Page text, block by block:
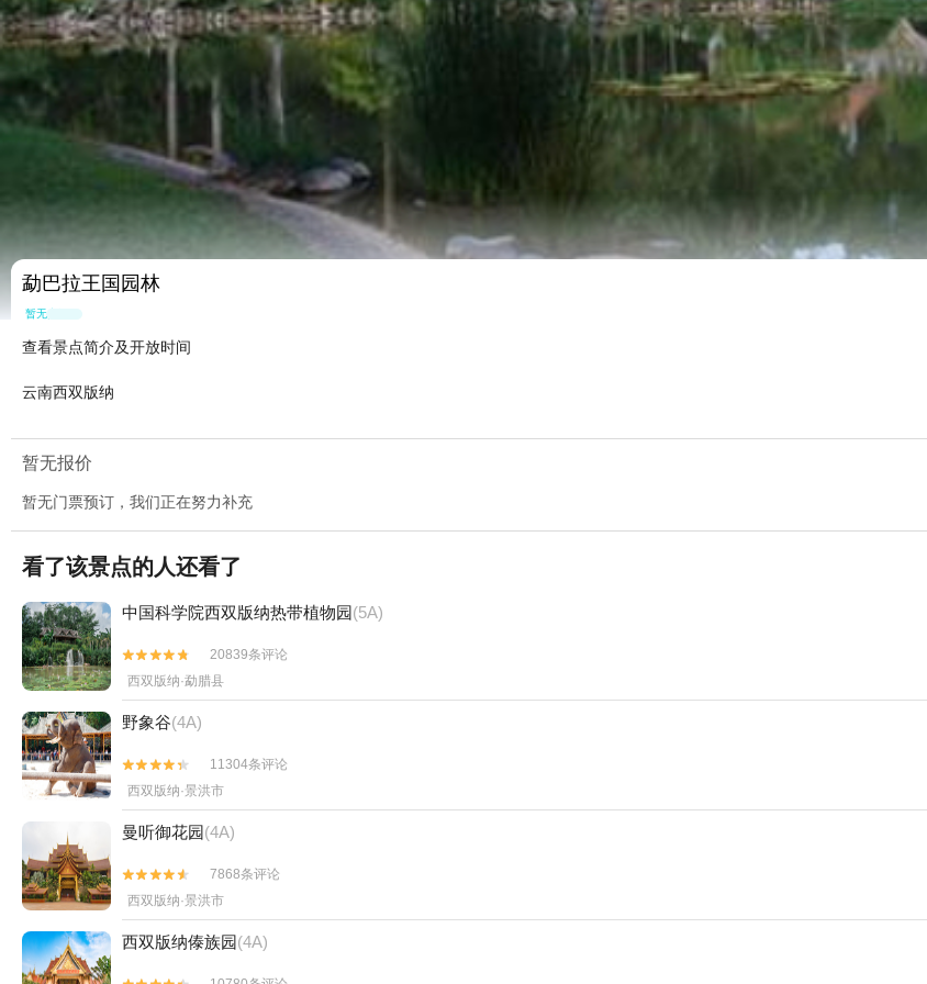
勐巴拉王国园林
暂无点评
查看景点简介及开放时间
云南西双版纳
暂无报价
暂无门票预订，我们正在努力补充
看了该景点的人还看了
中国科学院西双版纳热带植物园(5A)


20839条评论
西双版纳·勐腊县
野象谷(4A)


11304条评论
西双版纳·景洪市
曼听御花园(4A)


7868条评论
西双版纳·景洪市
西双版纳傣族园(4A)